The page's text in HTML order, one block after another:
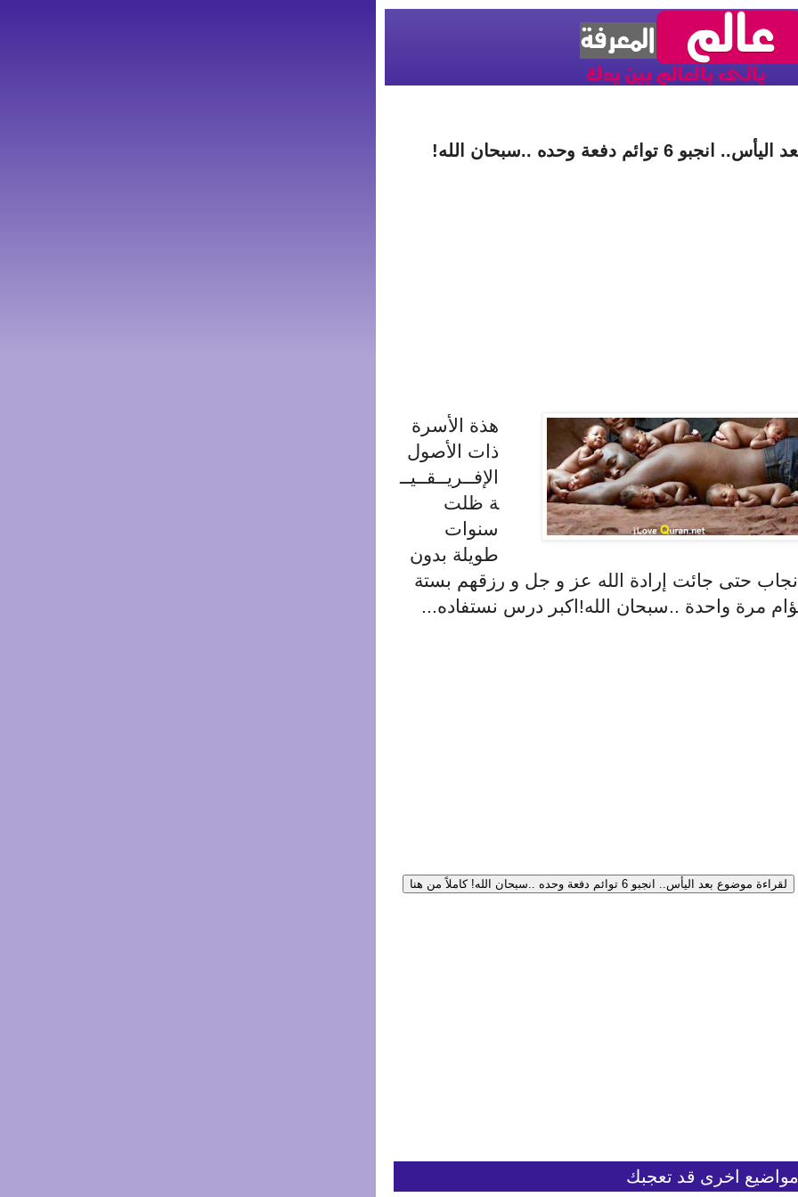
اليأس.. انجبو 6 توائم دفعة وحده ..سبحان الله!
هذة الأسرة
ذات الأصول
الإفــريــقــيــ
ة ظلت
سنوات
طويلة بدون
حتى جائت إرادة الله عز و جل و رزقهم بستة
مرة واحدة ..سبحان الله!اكبر درس نستفاده...
لقراءة موضوع بعد اليأس.. انجبو 6 توائم دفعة وحده ..سبحان الله! كاملاً من هنا
مواضيع اخرى قد تعجبك